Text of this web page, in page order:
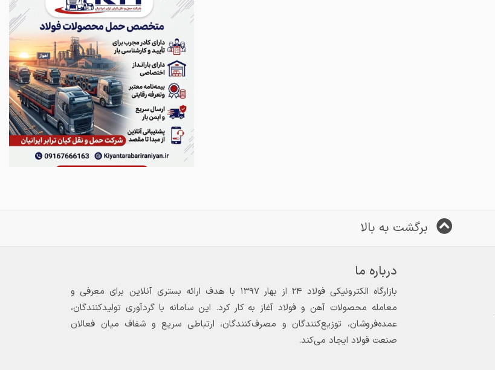
برگشت به بالا
درباره ما
بازارگاه الکترونیکی فولاد ۲۴ از بهار ۱۳۹۷ با هدف ارائه بستری آنلاین برای معرفی و
معامله محصولات آهن و فولاد آغاز به کار کرد. این سامانه با گردآوری تولیدکنندگان،
عمده‌فروشان، توزیع‌کنندگان و مصرف‌کنندگان، ارتباطی سریع و شفاف میان فعالان
صنعت فولاد ایجاد می‌کند.